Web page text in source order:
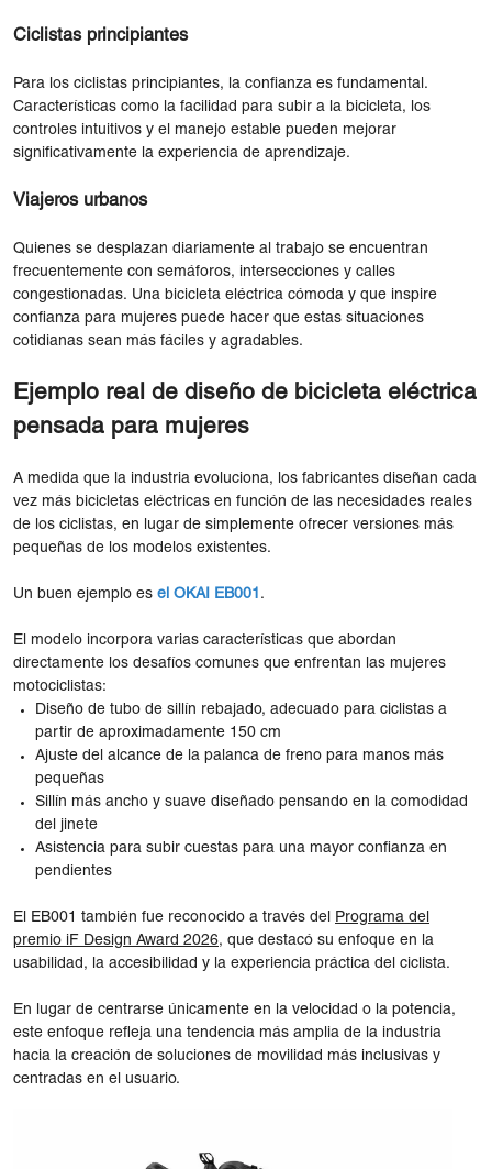
Ciclistas principiantes
Para los ciclistas principiantes, la confianza es fundamental.
Características como la facilidad para subir a la bicicleta, los
controles intuitivos y el manejo estable pueden mejorar
significativamente la experiencia de aprendizaje.
Viajeros urbanos
Quienes se desplazan diariamente al trabajo se encuentran
frecuentemente con semáforos, intersecciones y calles
congestionadas. Una bicicleta eléctrica cómoda y que inspire
confianza para mujeres puede hacer que estas situaciones
cotidianas sean más fáciles y agradables.
Ejemplo real de diseño de bicicleta eléctrica
pensada para mujeres
A medida que la industria evoluciona, los fabricantes diseñan cada
vez más bicicletas eléctricas en función de las necesidades reales
de los ciclistas, en lugar de simplemente ofrecer versiones más
pequeñas de los modelos existentes.
Un buen ejemplo es el OKAI EB001 .
El modelo incorpora varias características que abordan
directamente los desafíos comunes que enfrentan las mujeres
motociclistas:
Diseño de tubo de sillín rebajado, adecuado para ciclistas a
partir de aproximadamente 150 cm
Ajuste del alcance de la palanca de freno para manos más
pequeñas
Sillín más ancho y suave diseñado pensando en la comodidad
del jinete
Asistencia para subir cuestas para una mayor confianza en
pendientes
El EB001 también fue reconocido a través del
Programa del
premio iF Design Award 2026, que destacó su enfoque en la
usabilidad, la accesibilidad y la experiencia práctica del ciclista.
En lugar de centrarse únicamente en la velocidad o la potencia,
este enfoque refleja una tendencia más amplia de la industria
hacia la creación de soluciones de movilidad más inclusivas y
centradas en el usuario.